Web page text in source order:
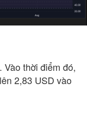
thời điểm đó,
2,83 USD vào